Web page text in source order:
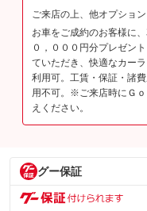
ご来店の上、他オプショ
お車をご成約のお客様に
０，０００円分プレゼン
ていただき、快適なカー
利用可。工賃・保証・諸
用不可。※ご来店時にＧ
えください。
グー保証